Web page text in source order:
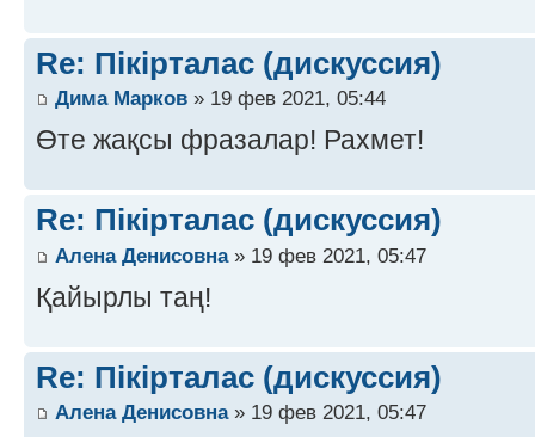
Re: Пікірталас (дискуссия)
Дима Марков » 19 фев 2021, 05:44
Өте жақсы фразалар! Рахмет!
Re: Пікірталас (дискуссия)
Алена Денисовна» 19 фев 2021, 05:47
Қайырлы таң!
Re: Пікірталас (дискуссия)
Алена Денисовна» 19 фев 2021, 05:47